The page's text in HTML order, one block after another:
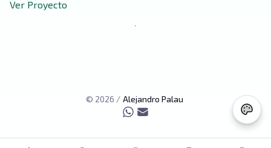
Ver Proyecto
© 2026 / Alejandro Palau